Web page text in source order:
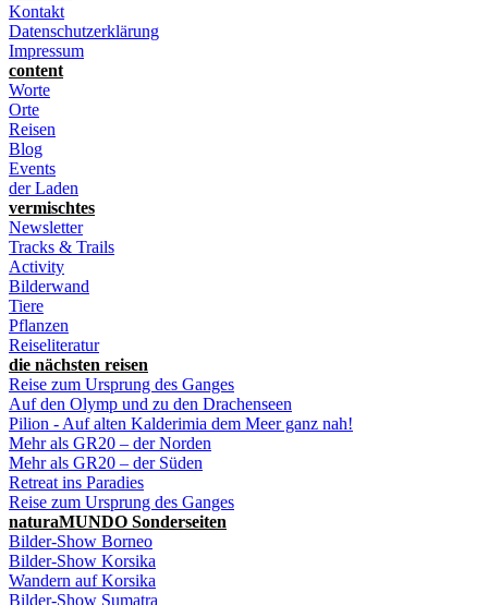
Kontakt
Datenschutzerklärung
Impressum
content
Worte
Orte
Reisen
Blog
Events
der Laden
vermischtes
Newsletter
Tracks & Trails
Activity
Bilderwand
Tiere
Pflanzen
Reiseliteratur
die nächsten reisen
Reise zum Ursprung des Ganges
Auf den Olymp und zu den Drachenseen
Pilion - Auf alten Kalderimia dem Meer ganz nah!
Mehr als GR20 – der Norden
Mehr als GR20 – der Süden
Retreat ins Paradies
Reise zum Ursprung des Ganges
naturaMUNDO Sonderseiten
Bilder-Show Borneo
Bilder-Show Korsika
Wandern auf Korsika
Bilder-Show Sumatra